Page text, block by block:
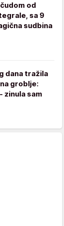
od
sa 9
sudbina
dana tražila
groblje:
zinula sam